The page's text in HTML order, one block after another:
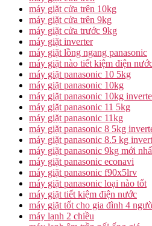
máy giặt cửa trên 10kg
máy giặt cửa trên 9kg
máy giặt cửa trước 9kg
máy giặt inverter
máy giặt lồng ngang panasonic
máy giặt nào tiết kiệm điện
máy giặt panasonic 10 5kg
máy giặt panasonic 10kg
máy giặt panasonic 10kg
máy giặt panasonic 11 5kg
máy giặt panasonic 11kg
máy giặt panasonic 8 5kg
máy giặt panasonic 8.5 kg
máy giặt panasonic 9kg mới
máy giặt panasonic econavi
máy giặt panasonic f90x5lrv
máy giặt panasonic loại nào tốt
máy giặt tiết kiệm điện nước
máy giặt tốt cho gia đình 4
máy lạnh 2 chiều